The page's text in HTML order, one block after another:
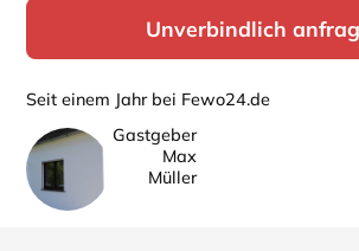
Unverbindlich
Seit einem Jahr bei Fewo24.de
Gastgeber
Max
Müller